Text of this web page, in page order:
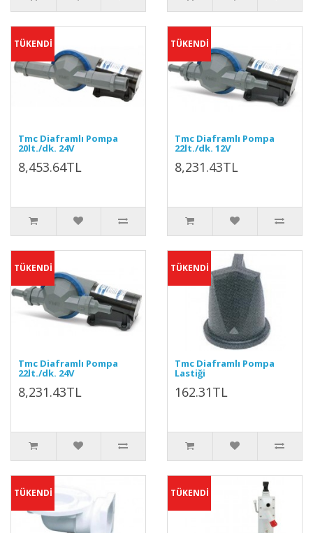
TÜKENDİ
Tmc Diaframlı Pompa
20lt./dk. 24V
8,453.64TL
TÜKENDİ
Tmc Diaframlı Pompa
22lt./dk. 12V
8,231.43TL
TÜKENDİ
Tmc Diaframlı Pompa
22lt./dk. 24V
8,231.43TL
TÜKENDİ
Tmc Diaframlı Pompa
Lastiği
162.31TL
TÜKENDİ TÜKENDİ